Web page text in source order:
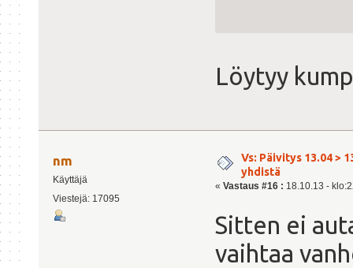
Löytyy
nm
Käyttäjä
Viestejä: 17095
Vs: Päivitys 13.04 >
yhdistä
« Vastaus #16 : 18.10.13 -
Sitten ei
vaihtaa